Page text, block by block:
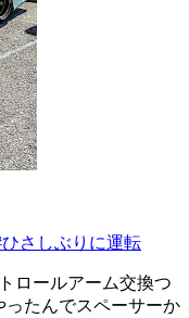
ひさしぶりに運転
ロールアーム交換つ
たんでスペーサーか